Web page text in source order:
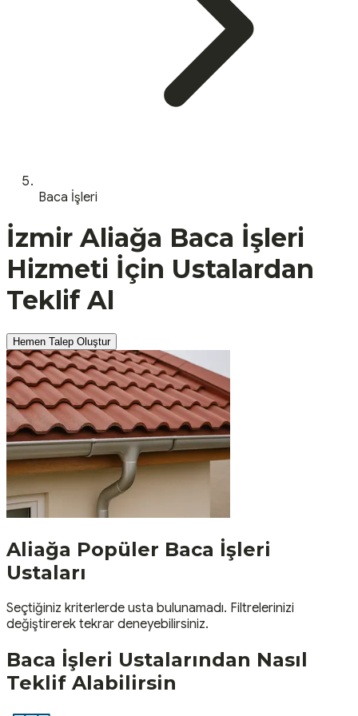
Baca İşleri
İzmir Aliağa Baca İşleri
Hizmeti İçin Ustalardan
Teklif Al
Hemen Talep Oluştur
Aliağa Popüler Baca İşleri
Ustaları
Seçtiğiniz kriterlerde usta bulunamadı. Filtrelerinizi
değiştirerek tekrar deneyebilirsiniz.
Baca İşleri Ustalarından Nasıl
Teklif Alabilirsin